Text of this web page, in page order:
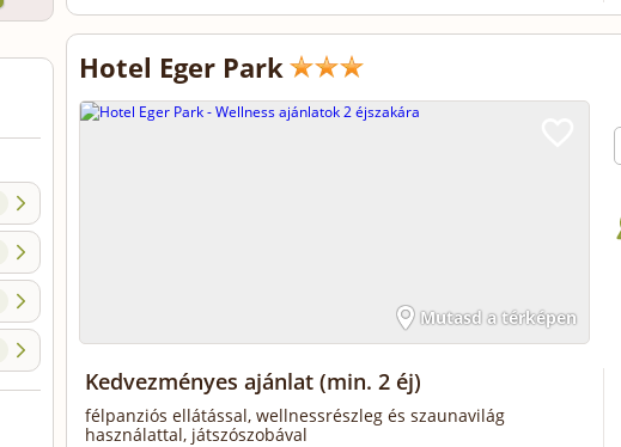
Hotel Eger Park
Mutasd a térképen
Kedvezményes ajánlat (min. 2 éj)
félpanziós ellátással, wellnessrészleg és szaunavilág
használattal, játszószobával